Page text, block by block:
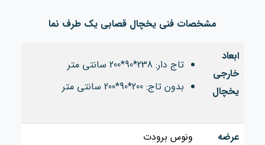
مشخصات فنی یخچال قصابی یک طرف نما
ابعاد
خارجی
یخچال
تاج دار: 238*90*200 سانتی متر
بدون تاج: 200*90*200 سانتی متر
عرضه
ونوس برودت